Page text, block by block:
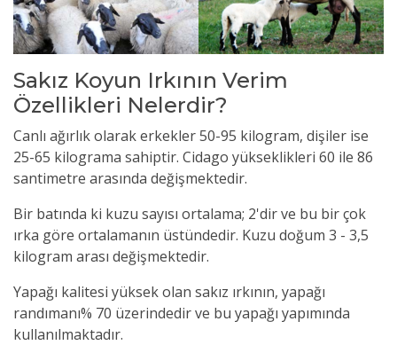
Sakız Koyun Irkının Verim
Özellikleri Nelerdir?
Canlı ağırlık olarak erkekler 50-95 kilogram, dişiler ise
25-65 kilograma sahiptir. Cidago yükseklikleri 60 ile 86
santimetre arasında değişmektedir.
Bir batında ki kuzu sayısı ortalama; 2'dir ve bu bir çok
ırka göre ortalamanın üstündedir. Kuzu doğum 3 - 3,5
kilogram arası değişmektedir.
Yapağı kalitesi yüksek olan sakız ırkının, yapağı
randımanı% 70 üzerindedir ve bu yapağı yapımında
kullanılmaktadır.